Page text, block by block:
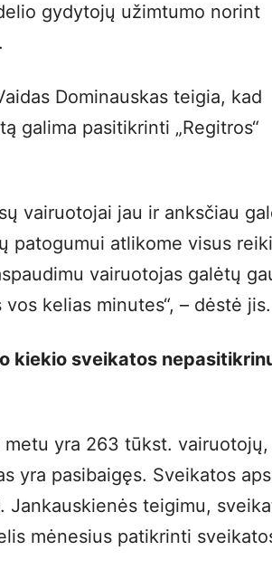
gydytojų užimtumo norint
Dominauskas teigia, kad
galima pasitikrinti „Regitros“
vairuotojai jau ir anksčiau
patogumui atlikome visus
vairuotojas galėtų
kelias minutes“, – dėstė jis.
kiekio sveikatos
yra 263 tūkst.
yra pasibaigęs. Sveikatos
Jankauskienės teigimu,
mėnesius patikrinti